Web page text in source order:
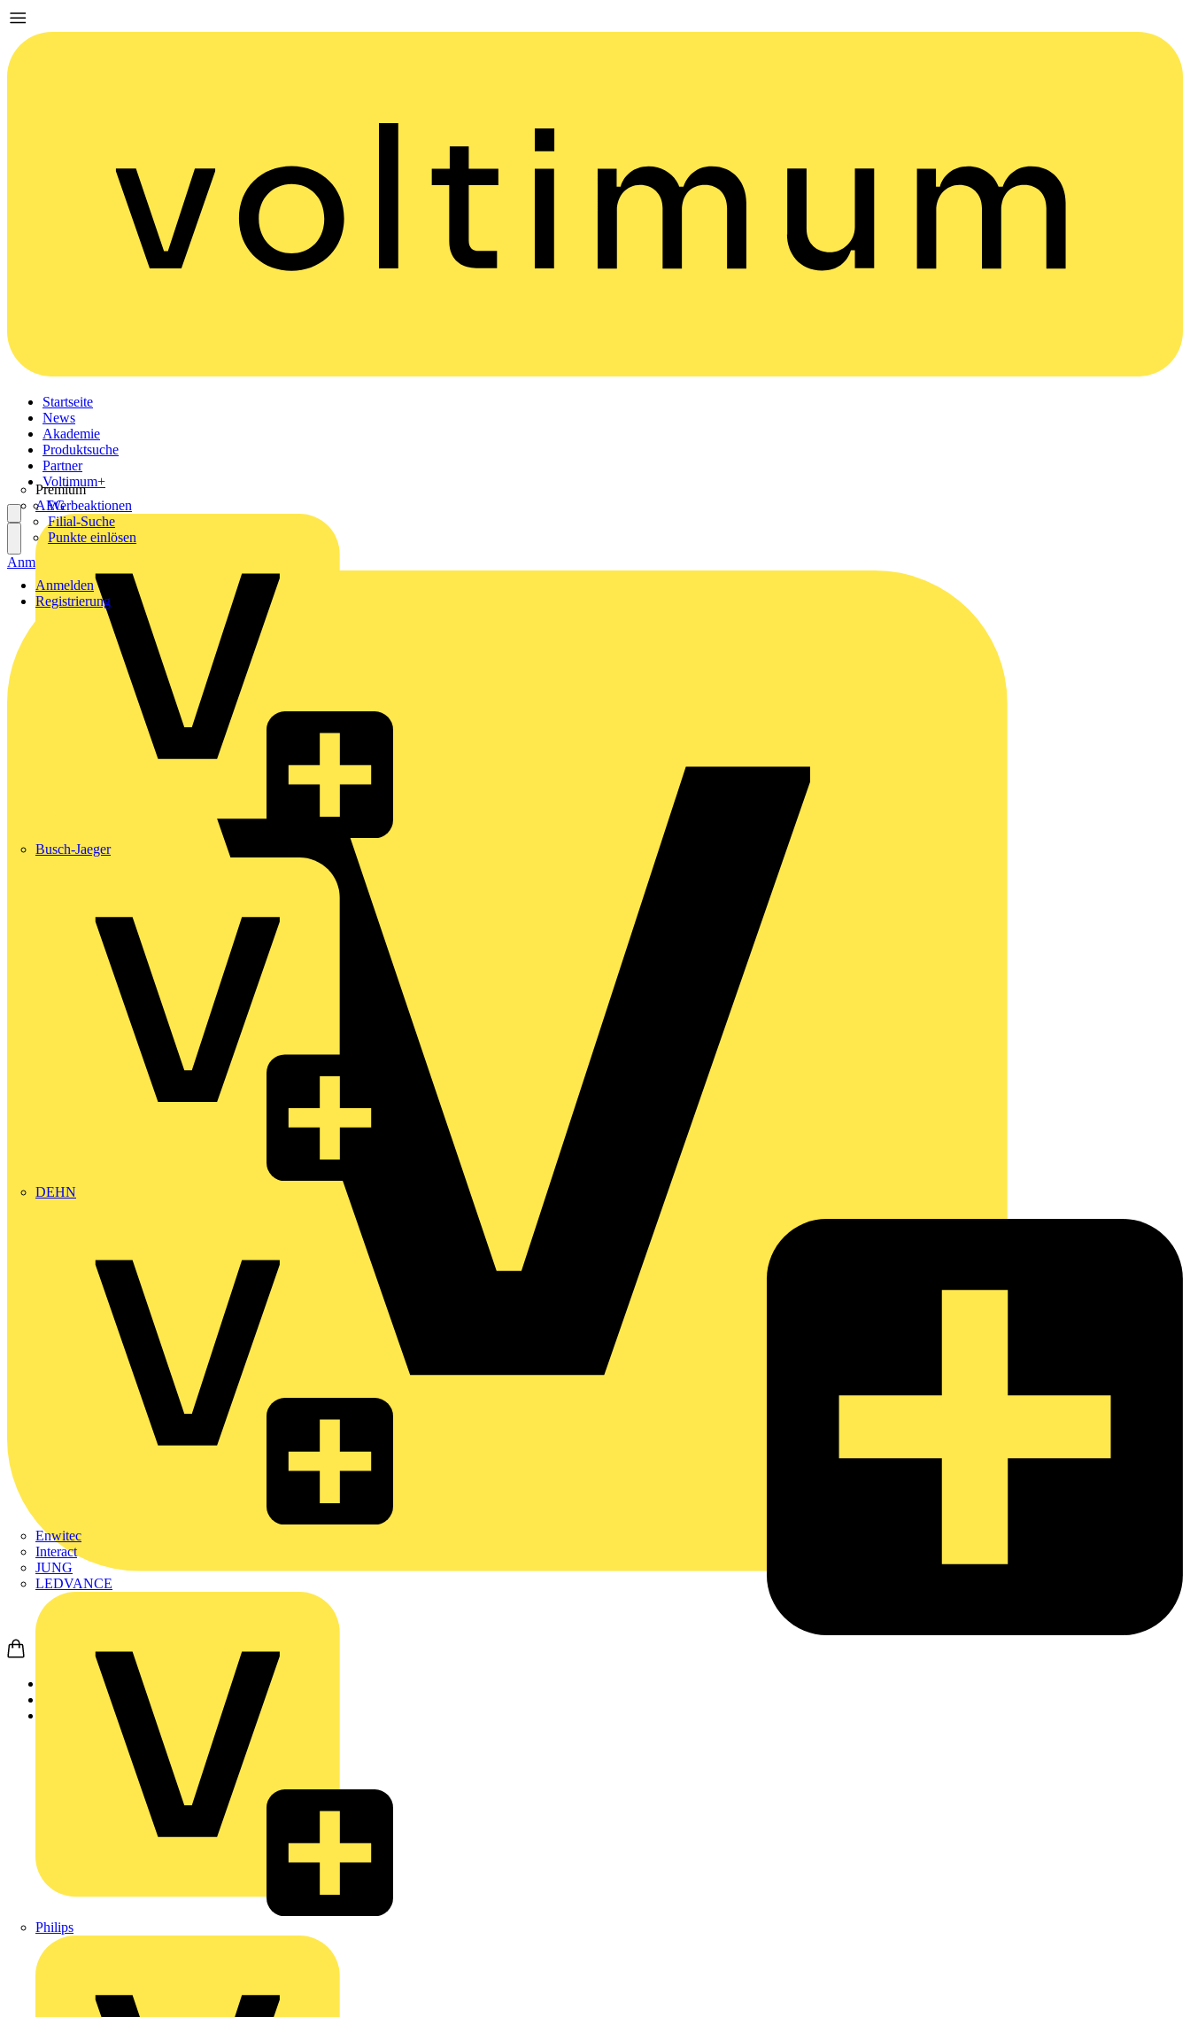
Startseite
News
Akademie
Produktsuche
Partner
Premium
AEG
Busch-Jaeger
DEHN
Enwitec
Interact
JUNG
LEDVANCE
Philips
Voltimum+
Werbeaktionen
Filial-Suche
Punkte einlösen
Anmelden
Registrierung
Anmelden